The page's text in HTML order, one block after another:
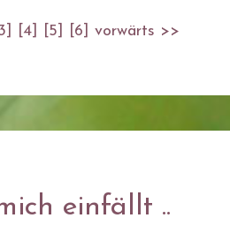
[4] [5] [6] vorwärts >>
einfällt ..